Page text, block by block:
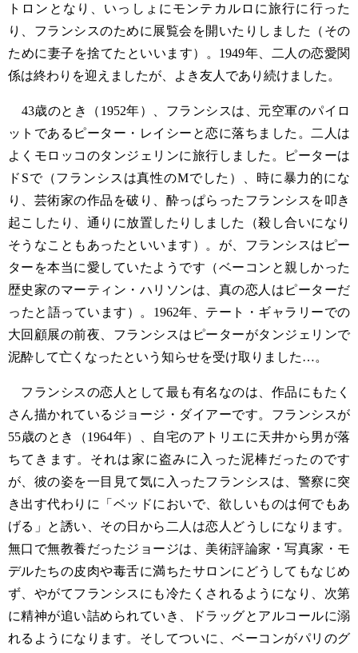
トロンとなり、いっしょにモンテカルロに旅行に行った
り、フランシスのために展覧会を開いたりしました（その
ために妻子を捨てたといいます）。1949年、二人の恋愛関
係は終わりを迎えましたが、よき友人であり続けました。
43歳のとき（1952年）、フランシスは、元空軍のパイロ
ットであるピーター・レイシーと恋に落ちました。二人は
よくモロッコのタンジェリンに旅行しました。ピーターは
ドSで（フランシスは真性のMでした）、時に暴力的にな
り、芸術家の作品を破り、酔っぱらったフランシスを叩き
起こしたり、通りに放置したりしました（殺し合いになり
そうなこともあったといいます）。が、フランシスはピー
ターを本当に愛していたようです（ベーコンと親しかった
歴史家のマーティン・ハリソンは、真の恋人はピーターだ
ったと語っています）。1962年、テート・ギャラリーでの
大回顧展の前夜、フランシスはピーターがタンジェリンで
泥酔して亡くなったという知らせを受け取りました…。
フランシスの恋人として最も有名なのは、作品にもたく
さん描かれているジョージ・ダイアーです。フランシスが
55歳のとき（1964年）、自宅のアトリエに天井から男が落
ちてきます。それは家に盗みに入った泥棒だったのです
が、彼の姿を一目見て気に入ったフランシスは、警察に突
き出す代わりに「ベッドにおいで、欲しいものは何でもあ
げる」と誘い、その日から二人は恋人どうしになります。
無口で無教養だったジョージは、美術評論家・写真家・モ
デルたちの皮肉や毒舌に満ちたサロンにどうしてもなじめ
ず、やがてフランシスにも冷たくされるようになり、次第
に精神が追い詰められていき、ドラッグとアルコールに溺
れるようになります。そしてついに、ベーコンがパリのグ